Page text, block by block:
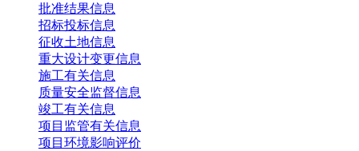
批准结果信息
招标投标信息
征收土地信息
重大设计变更信息
施工有关信息
质量安全监督信息
竣工有关信息
项目监管有关信息
项目环境影响评价